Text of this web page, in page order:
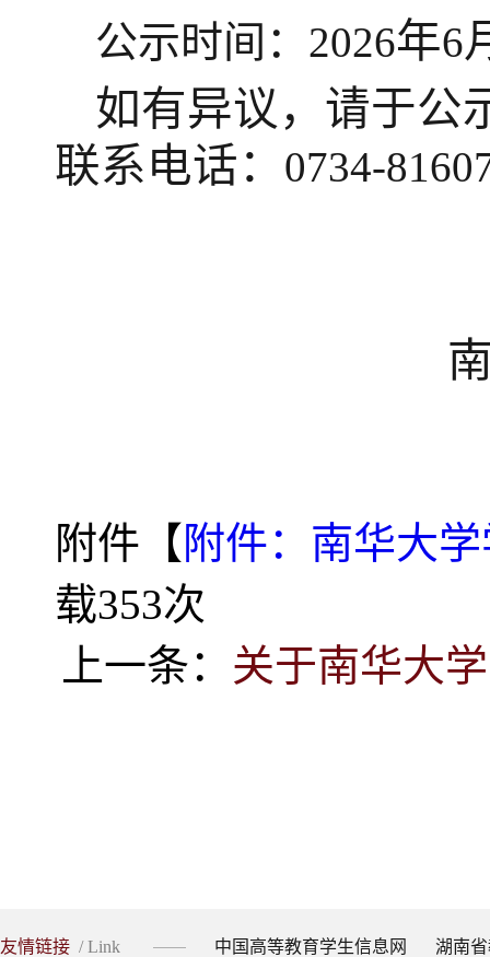
公示时间：2026年6
如有异议，请于公
联系电话： 0734-
附件【 附件：南华大
载353次
上一条： 关于南华大
友情链接 / Link 中国高等教育学生信息网 湖南